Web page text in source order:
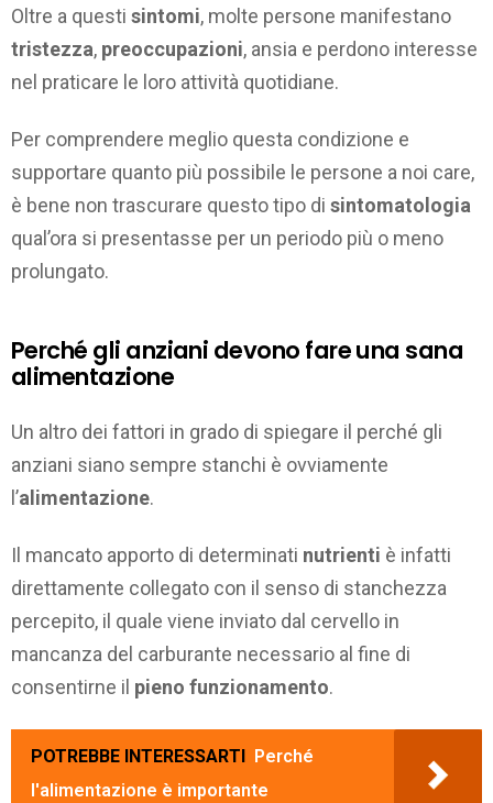
Oltre a questi sintomi, molte persone manifestano
tristezza, preoccupazioni, ansia e perdono interesse
nel praticare le loro attività quotidiane.
Per comprendere meglio questa condizione e
supportare quanto più possibile le persone a noi care,
è bene non trascurare questo tipo di sintomatologia
qual’ora si presentasse per un periodo più o meno
prolungato.
Perché gli anziani devono fare una sana
alimentazione
Un altro dei fattori in grado di spiegare il perché gli
anziani siano sempre stanchi è ovviamente
l’alimentazione.
Il mancato apporto di determinati nutrienti è infatti
direttamente collegato con il senso di stanchezza
percepito, il quale viene inviato dal cervello in
mancanza del carburante necessario al fine di
consentirne il pieno funzionamento.
POTREBBE INTERESSARTI Perché
l'alimentazione è importante